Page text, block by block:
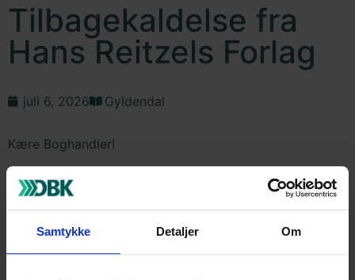
Samtykke Detaljer Om
Tilbagekaldelse fra
Hans Reitzels Forlag
juli 6, 2026 Gyldendal
Kære Boghandler!
HANS REITZELS FORLAG